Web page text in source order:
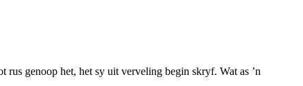
rus genoop het, het sy uit verveling begin skryf. Wat as ’n